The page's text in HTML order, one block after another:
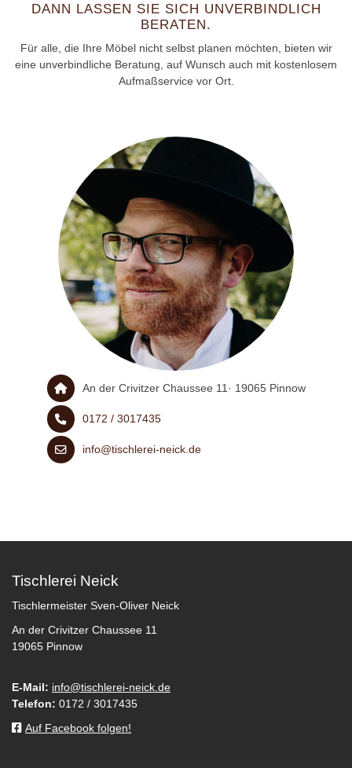
DANN LASSEN SIE SICH UNVERBINDLICH
BERATEN.
Für alle, die Ihre Möbel nicht selbst planen möchten, bieten wir
eine unverbindliche Beratung, auf Wunsch auch mit kostenlosem
Aufmaßservice vor Ort.
An der Crivitzer Chaussee 11· 19065 Pinnow
0172 / 3017435
info@tischlerei-neick.de
Tischlerei Neick
Tischlermeister Sven-Oliver Neick
An der Crivitzer Chaussee 11
19065 Pinnow
E-Mail: info@tischlerei-neick.de
Telefon: 0172 / 3017435
Auf Facebook folgen!